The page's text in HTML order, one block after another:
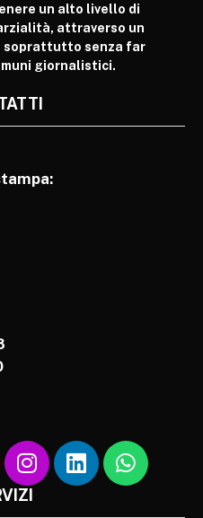
un alto livello di
attraverso un
soprattutto senza far
giornalistici.